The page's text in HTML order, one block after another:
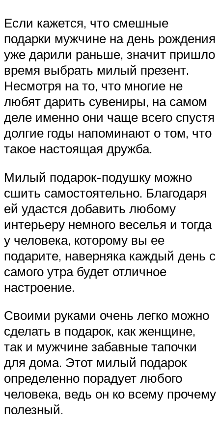
Если кажется, что смешные
подарки мужчине на день рождения
уже дарили раньше, значит пришло
время выбрать милый презент.
Несмотря на то, что многие не
любят дарить сувениры, на самом
деле именно они чаще всего спустя
долгие годы напоминают о том, что
такое настоящая дружба.
Милый подарок-подушку можно
сшить самостоятельно. Благодаря
ей удастся добавить любому
интерьеру немного веселья и тогда
у человека, которому вы ее
подарите, наверняка каждый день с
самого утра будет отличное
настроение.
Своими руками очень легко можно
сделать в подарок, как женщине,
так и мужчине забавные тапочки
для дома. Этот милый подарок
определенно порадует любого
человека, ведь он ко всему прочему
полезный.